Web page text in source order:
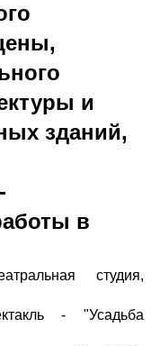
и
зданий,
в
студия,
- "Усадьба